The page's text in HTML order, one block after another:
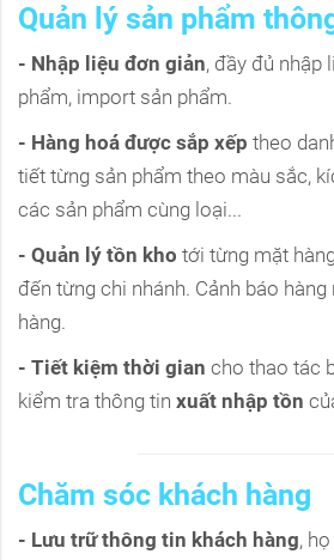
Quản lý sản phẩm
- Nhập liệu đơn giản, đầy đủ nhập
phẩm, import sản phẩm.
- Hàng hoá được sắp xếp theo
tiết từng sản phẩm theo màu sắc,
các sản phẩm cùng loại...
- Quản lý tồn kho tới từng mặt
đến từng chi nhánh. Cảnh báo
hàng.
- Tiết kiệm thời gian cho thao tác
kiểm tra thông tin xuất nhập tồn
Chăm sóc khách hàng
- Lưu trữ thông tin khách hàng,